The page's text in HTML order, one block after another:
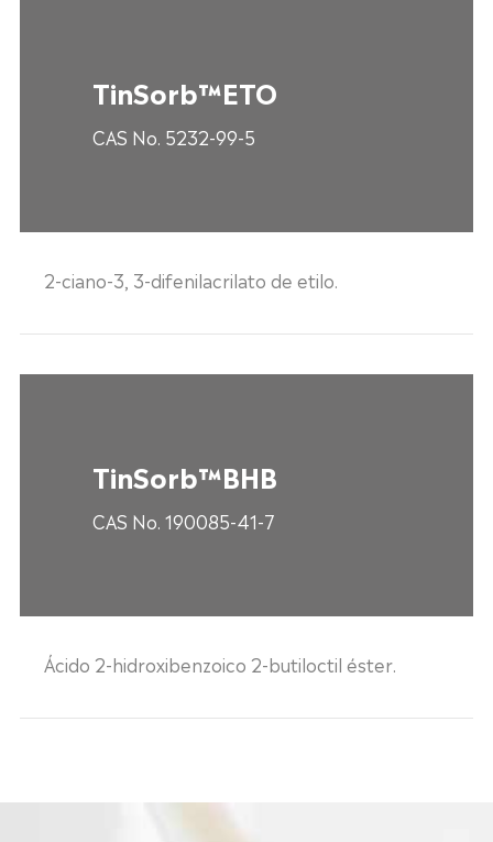
TinSorb™ETO
CAS No. 5232-99-5
2-ciano-3, 3-difenilacrilato de etilo.
TinSorb™BHB
CAS No. 190085-41-7
Ácido 2-hidroxibenzoico 2-butiloctil éster.